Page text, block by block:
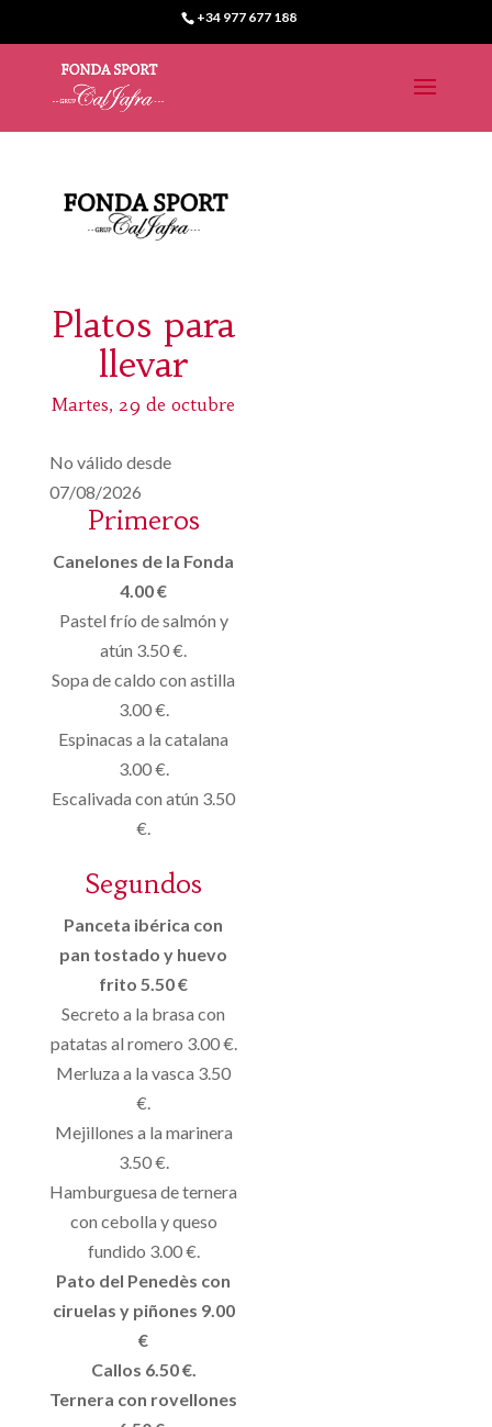
+34 977 677 188
Platos para
llevar
Martes, 29 de octubre
No válido desde
07/08/2026
Primeros
Canelones de la Fonda
4.00 €
Pastel frío de salmón y
atún 3.50 €.
Sopa de caldo con astilla
3.00 €.
Espinacas a la catalana
3.00 €.
Escalivada con atún 3.50
€.
Segundos
Panceta ibérica con
pan tostado y huevo
frito 5.50 €
Secreto a la brasa con
patatas al romero 3.00 €.
Merluza a la vasca 3.50
€.
Mejillones a la marinera
3.50 €.
Hamburguesa de ternera
con cebolla y queso
fundido 3.00 €.
Pato del Penedès con
ciruelas y piñones 9.00
€
Callos 6.50 €.
Ternera con rovellones